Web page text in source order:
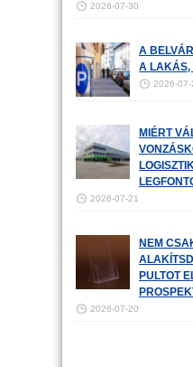
2026-07-30
A
A LAKÁS,
2026-07-
MIÉRT
2026-07-21
NEM
PULTOT
2026-07-20